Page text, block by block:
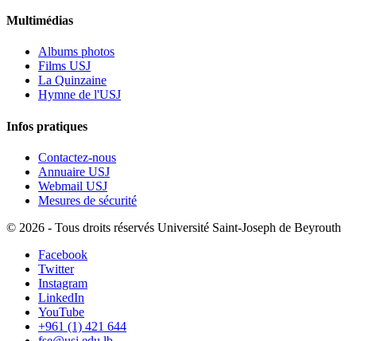
Multimédias
Albums photos
Films USJ
La Quinzaine
Hymne de l'USJ
Infos pratiques
Contactez-nous
Annuaire USJ
Webmail USJ
Mesures de sécurité
© 2026 - Tous droits réservés Université Saint-Joseph de Beyrouth
Facebook
Twitter
Instagram
LinkedIn
YouTube
+961 (1) 421 644